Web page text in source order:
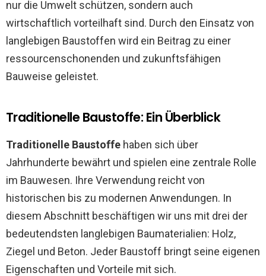
nur die Umwelt schützen, sondern auch
wirtschaftlich vorteilhaft sind. Durch den Einsatz von
langlebigen Baustoffen wird ein Beitrag zu einer
ressourcenschonenden und zukunftsfähigen
Bauweise geleistet.
Traditionelle Baustoffe: Ein Überblick
Traditionelle Baustoffe haben sich über
Jahrhunderte bewährt und spielen eine zentrale Rolle
im Bauwesen. Ihre Verwendung reicht von
historischen bis zu modernen Anwendungen. In
diesem Abschnitt beschäftigen wir uns mit drei der
bedeutendsten langlebigen Baumaterialien: Holz,
Ziegel und Beton. Jeder Baustoff bringt seine eigenen
Eigenschaften und Vorteile mit sich.